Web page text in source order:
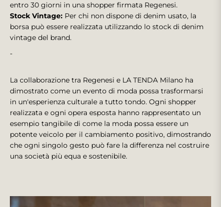
entro 30 giorni in una shopper firmata Regenesi.
Stock Vintage: Per chi non dispone di denim usato, la
borsa può essere realizzata utilizzando lo stock di denim
vintage del brand.
-
La collaborazione tra Regenesi e LA TENDA Milano ha
dimostrato come un evento di moda possa trasformarsi
in un'esperienza culturale a tutto tondo. Ogni shopper
realizzata e ogni opera esposta hanno rappresentato un
esempio tangibile di come la moda possa essere un
potente veicolo per il cambiamento positivo, dimostrando
che ogni singolo gesto può fare la differenza nel costruire
una società più equa e sostenibile.